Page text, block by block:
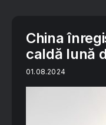
China
caldă lună
01.08.2024